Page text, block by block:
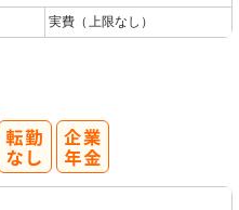
実費（上限なし）